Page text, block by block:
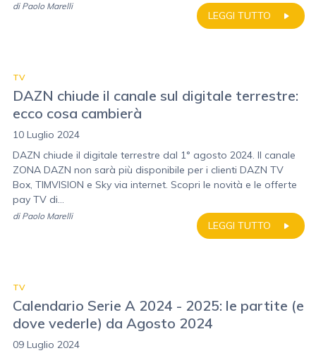
LEGGI TUTTO
di Paolo Marelli
TV
DAZN chiude il canale sul digitale terrestre:
ecco cosa cambierà
10 Luglio 2024
DAZN chiude il digitale terrestre dal 1° agosto 2024. Il canale
ZONA DAZN non sarà più disponibile per i clienti DAZN TV
Box, TIMVISION e Sky via internet. Scopri le novità e le offerte
pay TV di...
LEGGI TUTTO
di Paolo Marelli
TV
Calendario Serie A 2024 - 2025: le partite (e
dove vederle) da Agosto 2024
09 Luglio 2024